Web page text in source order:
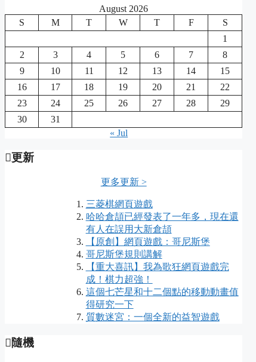
August 2026
S
M T W T F
S
1
2
3 4 5 6 7
8
9
10 11 12 13 14
15
16
17 18 19 20 21
22
23
24 25 26 27 28
29
30
31
« Jul
更新
更多更新 >
三菱棋網頁遊戲
哈哈倉頡已經發表了一年多，現在還
有人在誤用大新倉頡
【原創】網頁遊戲：哥尼斯堡
哥尼斯堡規則講解
【重大喜訊】我為歌狂網頁遊戲完
成！棋力超強！
這個七芒星和十二個點的移動動畫值
得研究一下
質數迷宮：一個全新的益智遊戲
隨機